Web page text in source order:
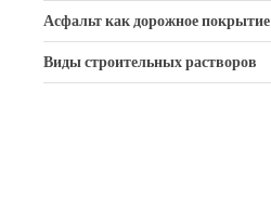
Асфальт как дорожное покрытие
Виды строительных растворов